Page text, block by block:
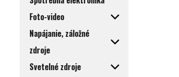
Foto-video
Napájanie, záložné
zdroje
Svetelné zdroje